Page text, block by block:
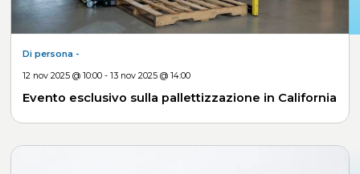
Di persona -
12 nov 2025 @ 10:00 - 13 nov 2025 @ 14:00
Evento esclusivo sulla pallettizzazione in California